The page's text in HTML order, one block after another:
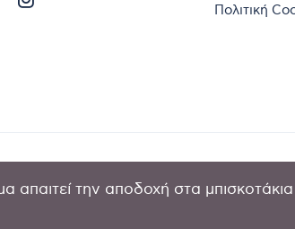
Πολιτική
Copyright © 2024
απαιτεί την αποδοχή στα